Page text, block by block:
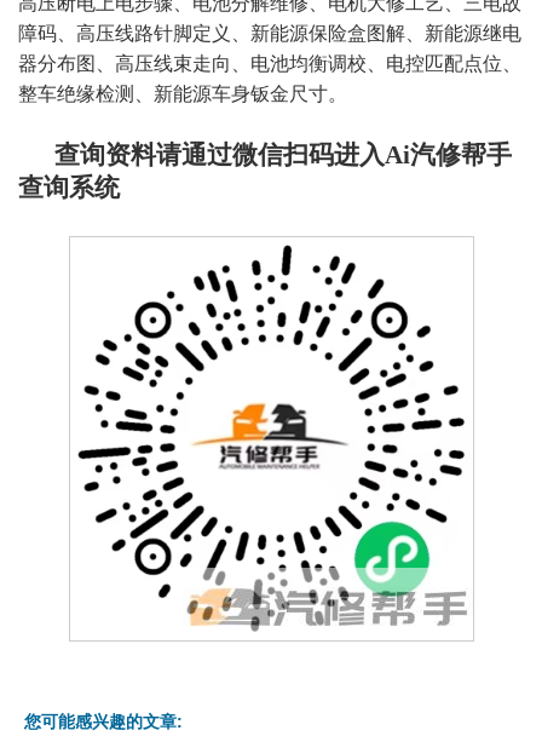
障码、高压线路针脚定义、新能源保险盒图解、新能源继电
器分布图、高压线束走向、电池均衡调校、电控匹配点位、
整车绝缘检测、新能源车身钣金尺寸。
查询资料请通过微信扫码进入Ai汽修帮手
查询系统
您可能感兴趣的文章: